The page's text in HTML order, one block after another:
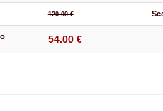
120.00 €
54.00 €